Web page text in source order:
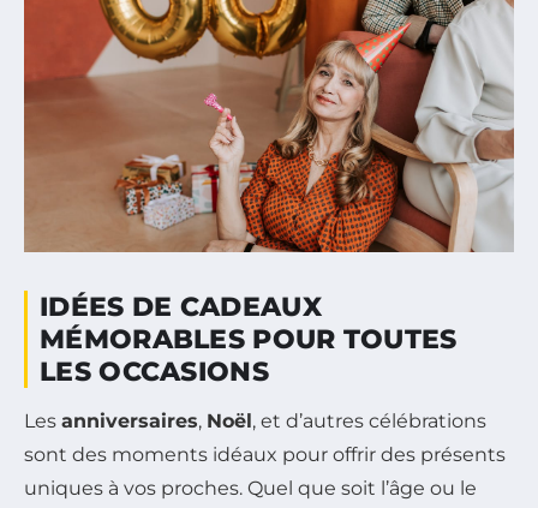
IDÉES DE CADEAUX
MÉMORABLES POUR TOUTES
LES OCCASIONS
Les anniversaires, Noël, et d’autres célébrations
sont des moments idéaux pour offrir des présents
uniques à vos proches. Quel que soit l’âge ou le